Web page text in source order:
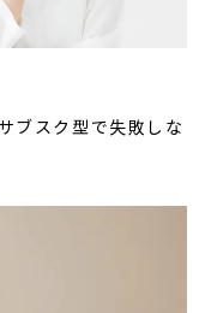
ブスク型で失敗しな